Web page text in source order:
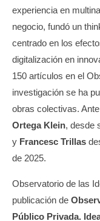
experiencia en
negocio, fundó un
centrado en los
digitalización en
150 artículos en el
investigación se ha
obras colectivas.
Ortega Klein, desde
y Francesc Trillas
de 2025.
Observatorio de las
publicación de
Público Privada.